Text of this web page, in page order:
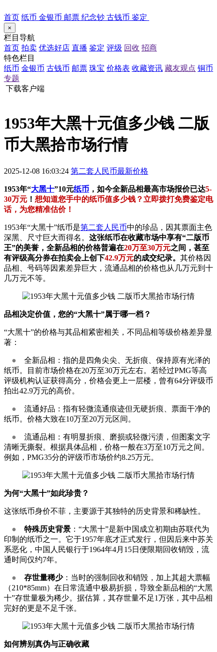
首页 纸币 金银币 邮票 纪念钞 古钱币 鉴定
×
栏目导航
首页 拍卖 优选好店 直播 鉴定 评级 回收 招商
特色栏目
纸币 金银币 古钱币 邮票 珠宝 价格表 收藏资讯 藏友观点 铜币
专题
下载客户端
1953年大黑十元值多少钱 二版
币大黑拾市场行情
2025-12-08 16:03:24 第二套人民币最新价格
1953年“大黑十”10元纸币 ，如今全新品相最高市场报价已达5-
30万元 ！ 想知道您手中的纸币值多少钱？立即拨打免费鉴定电
话，为您精准估价！
1953年“大黑十”纸币是第二套人民币中的珍品，因其票面主色
深黑、尺寸巨大而得名。 这张纸币在收藏市场中享有“二版币
王”的美誉，全新品相的价格普遍在20万至30万元之间，甚至
有评级高分券在拍卖会上创下42.9万元的成交纪录。 其价格因
品相、号码等因素差异巨大，流通品相的价格也从几万元到十
几万元不等。
品相决定价值，您的“大黑十”属于哪一档？
“大黑十”的价格与其品相紧密相关，不同品相等级价格差异显
著：
● 全新品相：指的是四角尖尖、无折痕、保持原有光泽的
纸币。目前市场价格在20万至30万元左右。若经过PMG等高
评级机构认证获得高分，价格会更上一层楼，曾有64分评级币
拍出42.9万元的高价。
● 流通好品：指有轻微流通痕迹但无硬折痕、票面干净的
纸币。价格大致在10万至20万元区间。
● 流通品相：有明显折痕、磨损或轻微污渍，但图案文字
清晰无撕裂。根据具体品相，价格一般在3万至10万元之间。
例如，PMG35分的评级币市场价约8.25万元。
为何“大黑十”如此珍贵？
这张纸币身价不菲，主要源于其独特的历史背景和稀缺性。
● 特殊历史背景 ：“大黑十”是新中国成立初期由苏联代为
印制的纸币之一。它于1957年底才正式发行，但因后来中苏关
系恶化，中国人民银行于1964年4月15日便限期回收销毁，流
通时间仅约7年。
● 存世量稀少：当时的强制回收和销毁，加上其超大票幅
（210*85mm）在日常流通中极易折损，导致全新品相的“大黑
十”存世量极为稀少。据估算，其存世量不足1万张，其中品相
完好的更是不足千张。
如何辨别真伪与正确收藏